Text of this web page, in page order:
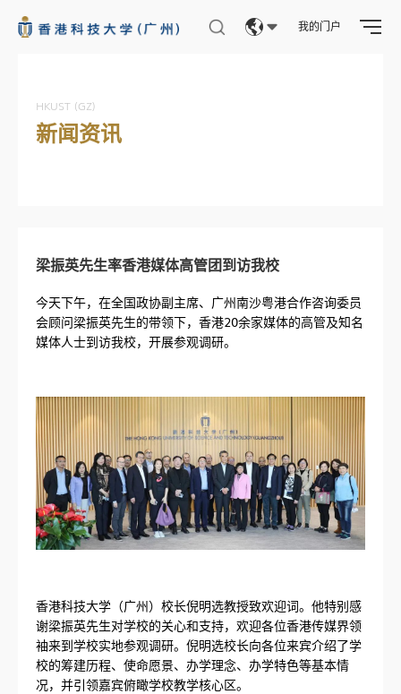
我的门户
HKUST (GZ)
新闻资讯
梁振英先生率香港媒体高管团到访我校
今天下午，在全国政协副主席、广州南沙粤港合作咨询委员
会顾问梁振英先生的带领下，香港20余家媒体的高管及知名
媒体人士到访我校，开展参观调研。
香港科技大学（广州）校长倪明选教授致欢迎词。他特别感
谢梁振英先生对学校的关心和支持，欢迎各位香港传媒界领
袖来到学校实地参观调研。倪明选校长向各位来宾介绍了学
校的筹建历程、使命愿景、办学理念、办学特色等基本情
况，并引领嘉宾俯瞰学校教学核心区。